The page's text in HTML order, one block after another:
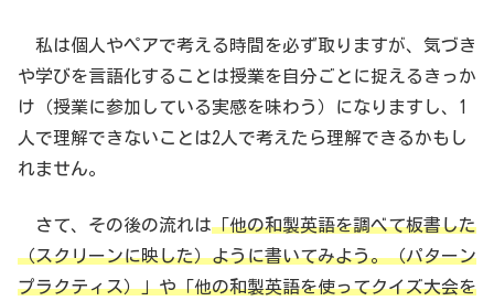
私は個人やペアで考える時間を必ず取りますが、気づき
や学びを言語化することは授業を自分ごとに捉えるきっか
け（授業に参加している実感を味わう）になりますし、1
人で理解できないことは2人で考えたら理解できるかもし
れません。
さて、その後の流れは「他の和製英語を調べて板書した
（スクリーンに映した）ように書いてみよう。（パターン
プラクティス）」や「他の和製英語を使ってクイズ大会を